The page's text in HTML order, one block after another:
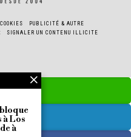
PUBLICITÉ & AUTRE
SIGNALER UN CONTENU ILLICITE
à Los
à